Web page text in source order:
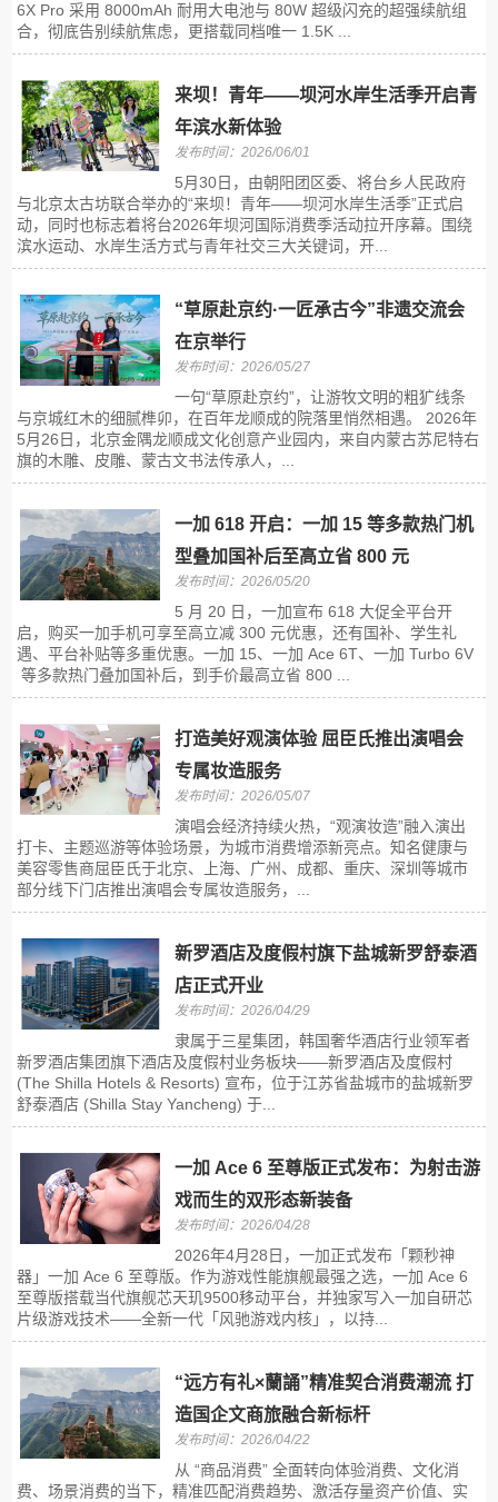
6X Pro 采用 8000mAh 耐用大电池与 80W 超级闪充的超强续航组
合，彻底告别续航焦虑，更搭载同档唯一 1.5K ...
来坝！青年——坝河水岸生活季开启青
年滨水新体验
发布时间：2026/06/01
5月30日，由朝阳团区委、将台乡人民政府
与北京太古坊联合举办的“来坝！青年——坝河水岸生活季”正式启
动，同时也标志着将台2026年坝河国际消费季活动拉开序幕。围绕
滨水运动、水岸生活方式与青年社交三大关键词，开...
“草原赴京约·一匠承古今”非遗交流会
在京举行
发布时间：2026/05/27
一句“草原赴京约”，让游牧文明的粗犷线条
与京城红木的细腻榫卯，在百年龙顺成的院落里悄然相遇。 2026年
5月26日，北京金隅龙顺成文化创意产业园内，来自内蒙古苏尼特右
旗的木雕、皮雕、蒙古文书法传承人，...
一加 618 开启：一加 15 等多款热门机
型叠加国补后至高立省 800 元
发布时间：2026/05/20
5 月 20 日，一加宣布 618 大促全平台开
启，购买一加手机可享至高立减 300 元优惠，还有国补、学生礼
遇、平台补贴等多重优惠。一加 15、一加 Ace 6T、一加 Turbo 6V
等多款热门叠加国补后，到手价最高立省 800 ...
打造美好观演体验 屈臣氏推出演唱会
专属妆造服务
发布时间：2026/05/07
演唱会经济持续火热，“观演妆造”融入演出
打卡、主题巡游等体验场景，为城市消费增添新亮点。知名健康与
美容零售商屈臣氏于北京、上海、广州、成都、重庆、深圳等城市
部分线下门店推出演唱会专属妆造服务，...
新罗酒店及度假村旗下盐城新罗舒泰酒
店正式开业
发布时间：2026/04/29
隶属于三星集团，韩国奢华酒店行业领军者
新罗酒店集团旗下酒店及度假村业务板块——新罗酒店及度假村
(The Shilla Hotels & Resorts) 宣布，位于江苏省盐城市的盐城新罗
舒泰酒店 (Shilla Stay Yancheng) 于...
一加 Ace 6 至尊版正式发布：为射击游
戏而生的双形态新装备
发布时间：2026/04/28
2026年4月28日，一加正式发布「颗秒神
器」一加 Ace 6 至尊版。作为游戏性能旗舰最强之选，一加 Ace 6
至尊版搭载当代旗舰芯天玑9500移动平台，并独家写入一加自研芯
片级游戏技术——全新一代「风驰游戏内核」，以持...
“远方有礼×蘭誦”精准契合消费潮流 打
造国企文商旅融合新标杆
发布时间：2026/04/22
从 “商品消费” 全面转向体验消费、文化消
费、场景消费的当下，精准匹配消费趋势、激活存量资产价值、实